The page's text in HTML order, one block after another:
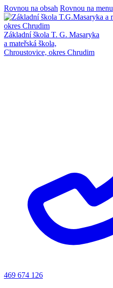
Rovnou na obsah Rovnou na menu
Základní škola T. G. Masaryka
a mateřská škola,
Chroustovice, okres Chrudim
469 674 126